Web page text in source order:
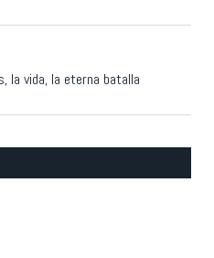
la vida, la eterna batalla